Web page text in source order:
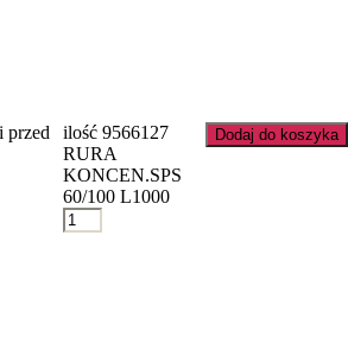
przed
ilość 9566127
RURA
KONCEN.SPS
60/100 L1000
Dodaj do koszyka